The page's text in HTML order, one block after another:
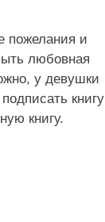
пожелания и
любовная
у девушки
книгу
книгу.